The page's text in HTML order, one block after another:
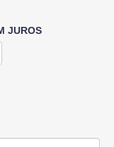
JUROS